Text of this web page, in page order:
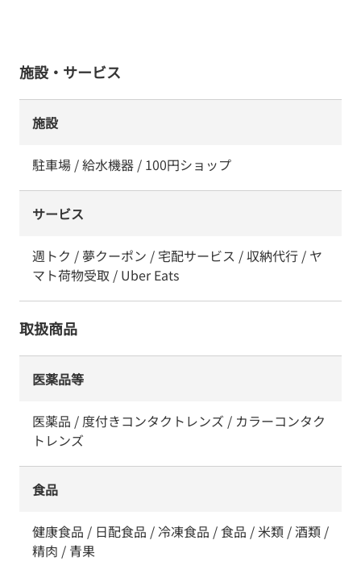
施設・サービス
施設
駐車場 / 給水機器 / 100円ショップ
サービス
週トク / 夢クーポン / 宅配サービス / 収納代行 / ヤ
マト荷物受取 / Uber Eats
取扱商品
医薬品等
医薬品 / 度付きコンタクトレンズ / カラーコンタク
トレンズ
食品
健康食品 / 日配食品 / 冷凍食品 / 食品 / 米類 / 酒類 /
精肉 / 青果